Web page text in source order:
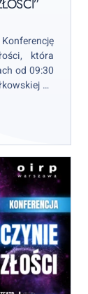
która
od 09:30
56